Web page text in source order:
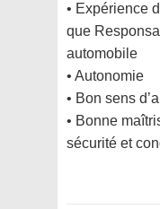
• Expérience
que
automobile
• Autonomie
• Bon sens
• Bonne
sécurité et